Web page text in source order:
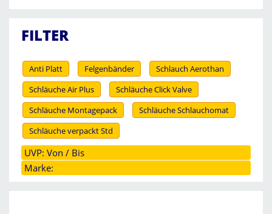
FILTER
Anti Platt Felgenbänder
Schlauch Aerothan
Schläuche Air Plus
Schläuche Click Valve
Schläuche Montagepack
Schläuche Schlauchomat
Schläuche verpackt Std
UVP: Von / Bis
Marke: